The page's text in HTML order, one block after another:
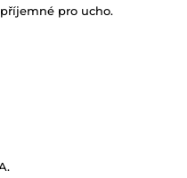
pro ucho.